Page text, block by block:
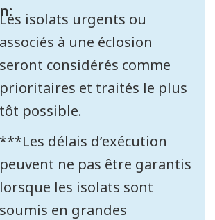
isolats urgents ou
associés à une éclosion
seront considérés comme
prioritaires et traités le plus
tôt possible.
***Les délais d’exécution
peuvent ne pas être garantis
lorsque les isolats sont
soumis en grandes